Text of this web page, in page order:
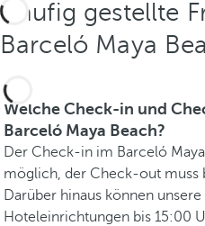
Häufig gestellte
Barceló Maya
Welche Check-in und
Barceló Maya Beach?
Der Check-in im Barceló
möglich, der Check-out muss
Darüber hinaus können
Hoteleinrichtungen bis 15:00